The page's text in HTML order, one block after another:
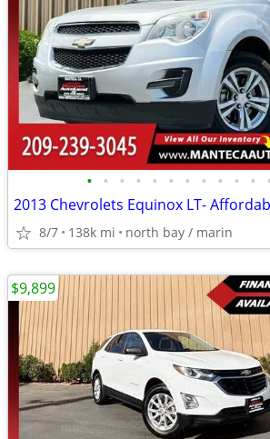
• • • • • • • • • • • •
2013 Chevrolets Equinox LT-
8/7 138k mi north bay / marin
$9,899